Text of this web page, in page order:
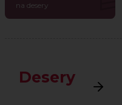
na desery
Desery